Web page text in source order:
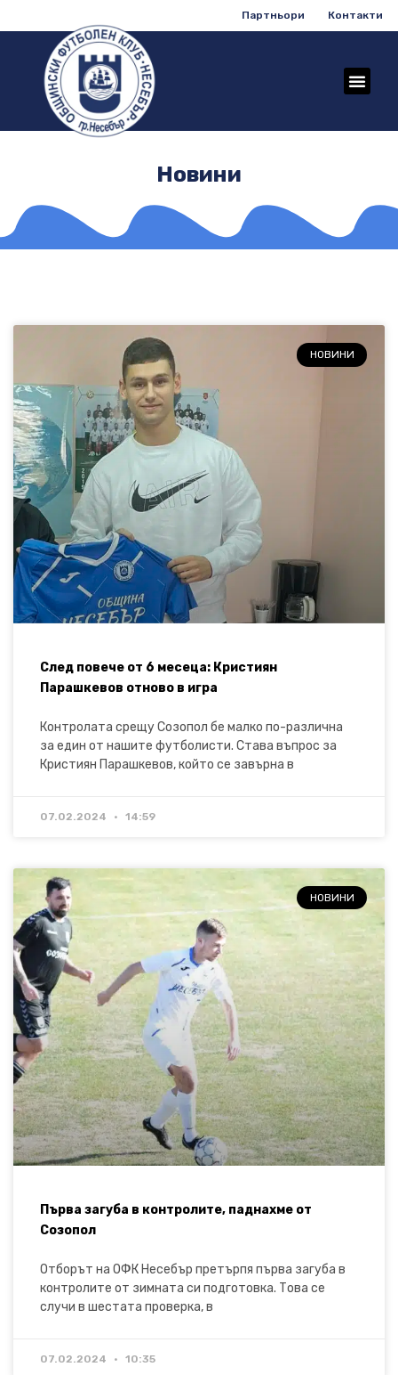
Партньори Контакти
Новини
НОВИНИ
След повече от 6 месеца: Кристиян
Парашкевов отново в игра
Контролата срещу Созопол бе малко по-различна
за един от нашите футболисти. Става въпрос за
Кристиян Парашкевов, който се завърна в
07.02.2024 14:59
НОВИНИ
Първа загуба в контролите, паднахме от
Созопол
Отборът на ОФК Несебър претърпя първа загуба в
контролите от зимната си подготовка. Това се
случи в шестата проверка, в
07.02.2024 10:35